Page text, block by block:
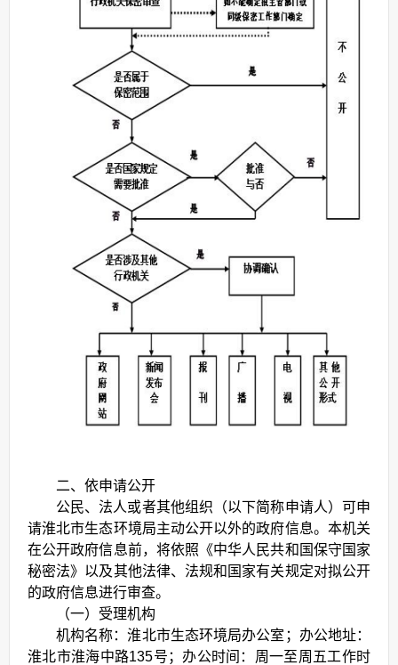
二、依申请公开
公民、法人或者其他组织（以下简称申请人）可申
请淮北市生态环境局主动公开以外的政府信息。本机关
在公开政府信息前，将依照《中华人民共和国保守国家
秘密法》以及其他法律、法规和国家有关规定对拟公开
的政府信息进行审查。
（一）受理机构
机构名称：淮北市生态环境局办公室；办公地址：
淮北市淮海中路135号；办公时间：周一至周五工作时